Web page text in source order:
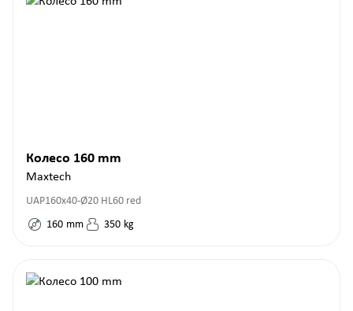
Колесо 160 mm
Maxtech
UAP160x40-Ø20 HL60 red
160 mm 350 kg